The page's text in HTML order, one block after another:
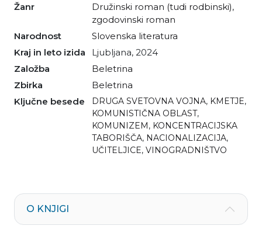
Žanr družinski roman (tudi rodbinski),
zgodovinski roman
Narodnost
slovenska literatura
Kraj in leto izida
Ljubljana, 2024
Založba
Beletrina
Zbirka
Beletrina
Ključne besede
DRUGA SVETOVNA VOJNA, KMETJE,
KOMUNISTIČNA OBLAST,
KOMUNIZEM, KONCENTRACIJSKA
TABORIŠČA, NACIONALIZACIJA,
UČITELJICE, VINOGRADNIŠTVO
O KNJIGI